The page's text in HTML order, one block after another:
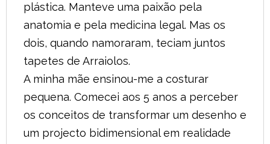
plástica. Manteve uma paixão pela
anatomia e pela medicina legal. Mas os
dois, quando namoraram, teciam juntos
tapetes de Arraiolos.
A minha mãe ensinou-me a costurar
pequena. Comecei aos 5 anos a perceber
os conceitos de transformar um desenho e
um projecto bidimensional em realidade